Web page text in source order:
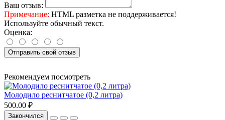
Ваш отзыв:
Примечание: HTML разметка не поддерживается!
Используйте обычный текст.
Оценка:
Отправить свой отзыв
Рекомендуем посмотреть
Молодило реснитчатое (0,2 литра)
500.00 ₽
Закончился